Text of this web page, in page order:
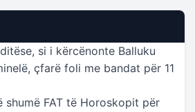
si i kërcënonte Balluku
çfarë foli me bandat për 11
shumë FAT të Horoskopit për